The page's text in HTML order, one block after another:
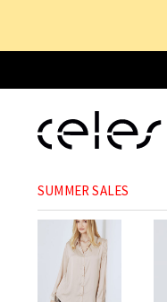
SUMMER SALES